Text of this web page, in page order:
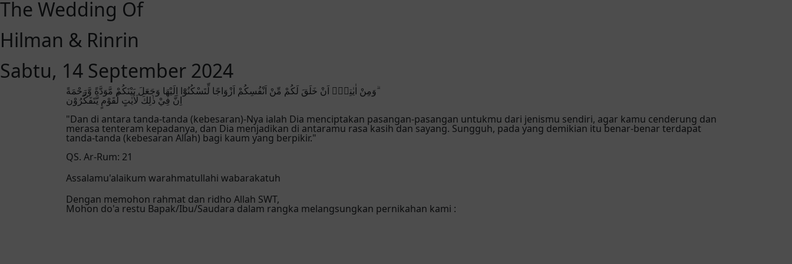
The Wedding Of
Hilman & Rinrin
Sabtu, 14 September 2024
وَمِنْ اٰيٰتِهٖٓ اَنْ خَلَقَ لَكُمْ مِّنْ اَنْفُسِكُمْ اَزْوَاجًا لِّتَسْكُنُوْٓا اِلَيْهَا وَجَعَلَ بَيْنَكُمْ مَّوَدَّةً وَّرَحْمَةً ۗ
اِنَّ فِيْ ذٰلِكَ لَاٰيٰتٍ لِّقَوْمٍ يَّتَفَكَّرُوْن
"Dan di antara tanda-tanda (kebesaran)-Nya ialah Dia menciptakan pasangan-pasangan untukmu dari jenismu sendiri, agar kamu cenderung dan
merasa tenteram kepadanya, dan Dia menjadikan di antaramu rasa kasih dan sayang. Sungguh, pada yang demikian itu benar-benar terdapat
tanda-tanda (kebesaran Allah) bagi kaum yang berpikir."
QS. Ar-Rum: 21
Assalamu'alaikum warahmatullahi wabarakatuh
Dengan memohon rahmat dan ridho Allah SWT,
Mohon do'a restu Bapak/Ibu/Saudara dalam rangka melangsungkan pernikahan kami :